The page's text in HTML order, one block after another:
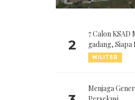
2
7 Calon KSAD
gadang, Siapa
MILITER
Menjaga